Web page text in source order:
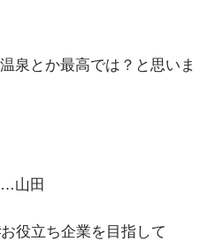
泉とか最高では？と思いま
山田
役立ち企業を目指して